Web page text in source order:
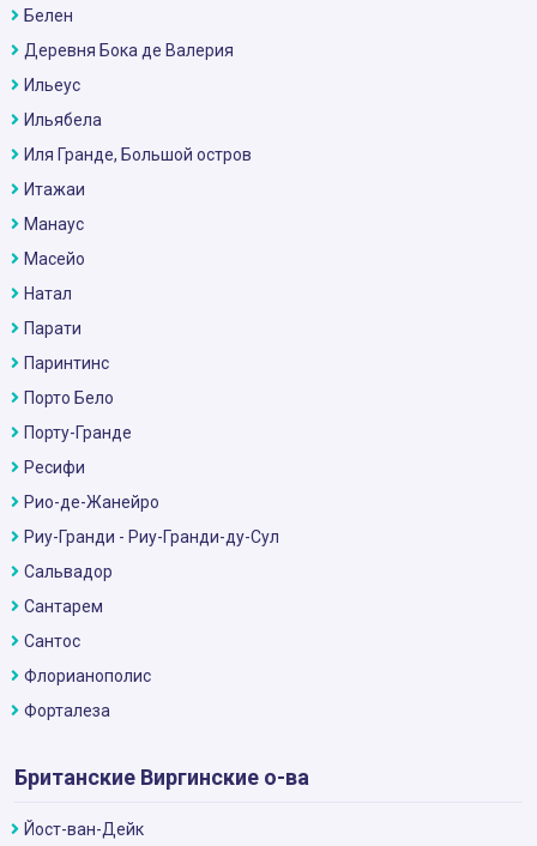
Белен
Деревня Бока де Валерия
Ильеус
Ильябела
Иля Гранде, Большой остров
Итажаи
Манаус
Масейо
Натал
Парати
Паринтинс
Порто Бело
Порту-Гранде
Ресифи
Рио-де-Жанейро
Риу-Гранди - Риу-Гранди-ду-Сул
Сальвадор
Сантарем
Сантос
Флорианополис
Форталеза
Британские Виргинские о-ва
Йост-ван-Дейк